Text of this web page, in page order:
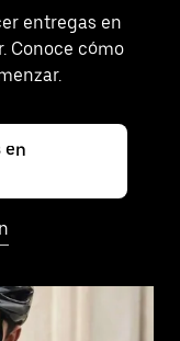
entregas en
Conoce cómo
en